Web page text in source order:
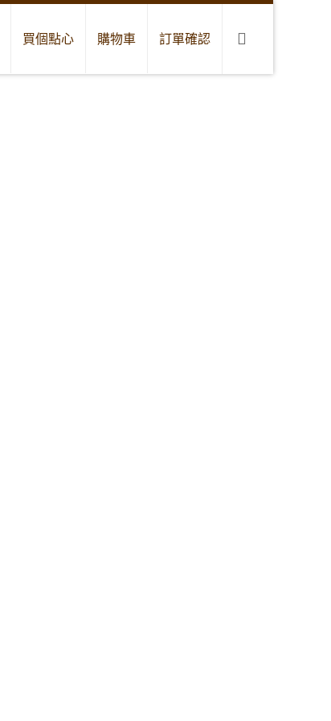
買個點心 購物車 訂單確認